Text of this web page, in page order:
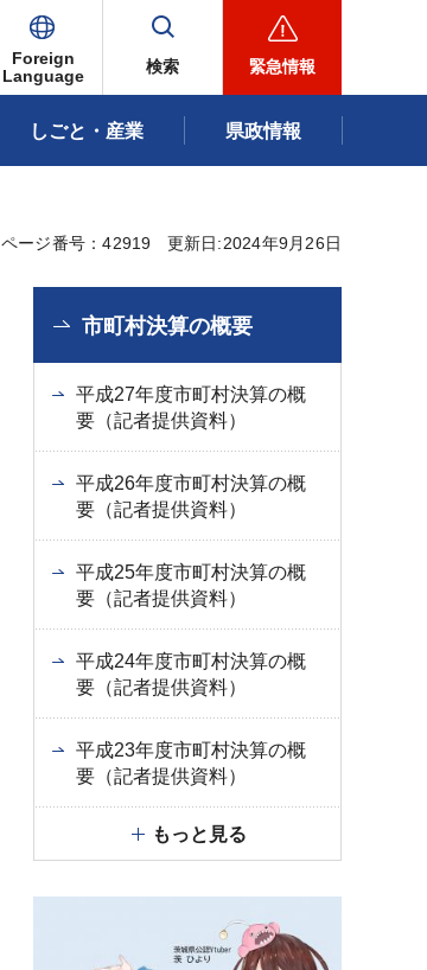
Foreign
Language
検索 緊急情報
しごと・産業 県政情報
ページ番号：42919 更新日:2024年9月26日
市町村決算の概要
平成27年度市町村決算の概
要（記者提供資料）
平成26年度市町村決算の概
要（記者提供資料）
平成25年度市町村決算の概
要（記者提供資料）
平成24年度市町村決算の概
要（記者提供資料）
平成23年度市町村決算の概
要（記者提供資料）
もっと見る